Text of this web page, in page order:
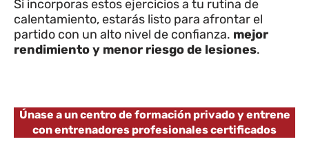
Si incorporas estos ejercicios a tu rutina de
calentamiento, estarás listo para afrontar el
partido con un alto nivel de confianza. mejor
rendimiento y menor riesgo de lesiones.
Únase a un centro de formación privado y entrene
con entrenadores profesionales certificados